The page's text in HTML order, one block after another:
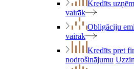
Kredīts
vairāk
Obligāciju
vairāk
Kredīts pret
nodrošinājumu